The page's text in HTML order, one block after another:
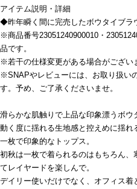
アイテム説明・詳細
◆昨年瞬く間に完売したボウタイブラ
※商品番号23051240900010・
品です。
※若干の仕様変更がある場合がござい
※SNAPやレビューには、お取り扱い
す。予め、ご了承くださいませ。
滑らかな肌触りで上品な印象漂うボウ
動く度に揺れる生地感と控えめに揺
一枚で印象的なトップス。
初秋は一枚で着られるのはもちろん
てレイヤードを楽しんで。
デイリー使いだけでなく、オフィス